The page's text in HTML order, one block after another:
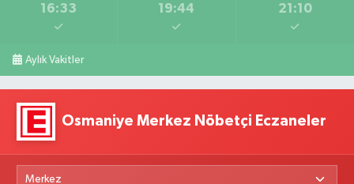
16:33 19:44 21:10
Aylık Vakitler
Osmaniye Merkez Nöbetçi Eczaneler